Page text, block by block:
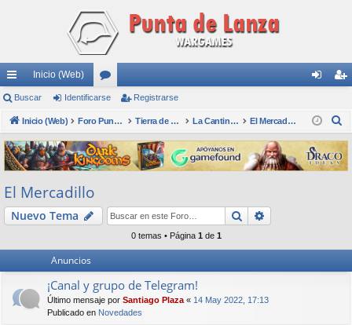
nl
ac
es
rá
pi
do
Inicio (Web)
or
os nti
fic
ar
ist
ra
rs
Buscar Identificarse Registrarse
Inicio (Web) Foro Punta de Lanza Wargames Tierra de nadie La Cantina - Die Kneipe El Mercadillo
s
c
El Mercadillo
Nuevo Tema Buscar
0 temas • Página 1 de 1
Anuncios
¡Canal y grupo de Telegram!
Último mensaje por Santiago Plaza « 14 May 2022, 17:13
Publicado en Novedades